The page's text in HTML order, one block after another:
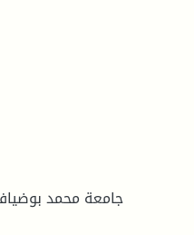
جامعة محمد